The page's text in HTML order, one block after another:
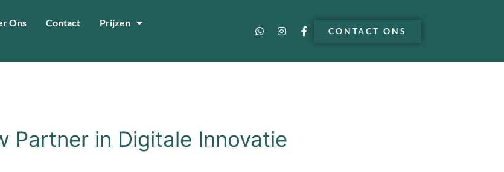
Ons Contact Prijzen
CONTACT ONS
Partner in Digitale Innovatie